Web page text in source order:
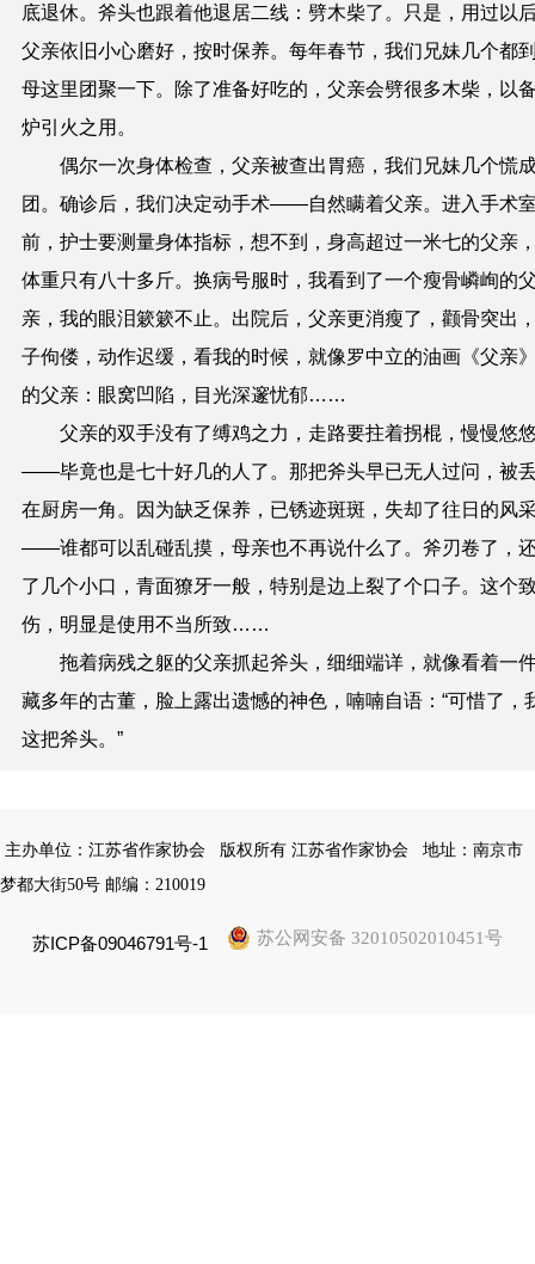
底退休。斧头也跟着他退居二线：劈木柴了。只是，用过以
父亲依旧小心磨好，按时保养。每年春节，我们兄妹几个都
母这里团聚一下。除了准备好吃的，父亲会劈很多木柴，以
炉引火之用。
偶尔一次身体检查，父亲被查出胃癌，我们兄妹几个慌
团。确诊后，我们决定动手术——自然瞒着父亲。进入手术
前，护士要测量身体指标，想不到，身高超过一米七的父亲
体重只有八十多斤。换病号服时，我看到了一个瘦骨嶙峋的
亲，我的眼泪簌簌不止。出院后，父亲更消瘦了，颧骨突出
子佝偻，动作迟缓，看我的时候，就像罗中立的油画《父亲
的父亲：眼窝凹陷，目光深邃忧郁……
父亲的双手没有了缚鸡之力，走路要拄着拐棍，慢慢悠
——毕竟也是七十好几的人了。那把斧头早已无人过问，被
在厨房一角。因为缺乏保养，已锈迹斑斑，失却了往日的风
——谁都可以乱碰乱摸，母亲也不再说什么了。斧刃卷了，
了几个小口，青面獠牙一般，特别是边上裂了个口子。这个
伤，明显是使用不当所致……
拖着病残之躯的父亲抓起斧头，细细端详，就像看着一
藏多年的古董，脸上露出遗憾的神色，喃喃自语：“可惜了，
这把斧头。”
主办单位：江苏省作家协会 版权所有 江苏省作家协会
地址：南京市
梦都大街50号 邮编：210019
苏ICP备09046791号-1 苏公网安备 32010502010451号